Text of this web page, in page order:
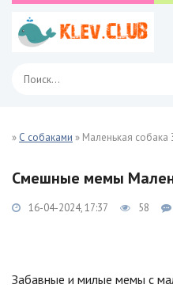
» С собаками » Маленькая собака
Смешные мемы
16-04-2024, 17:37 58
Забавные и милые мемы с